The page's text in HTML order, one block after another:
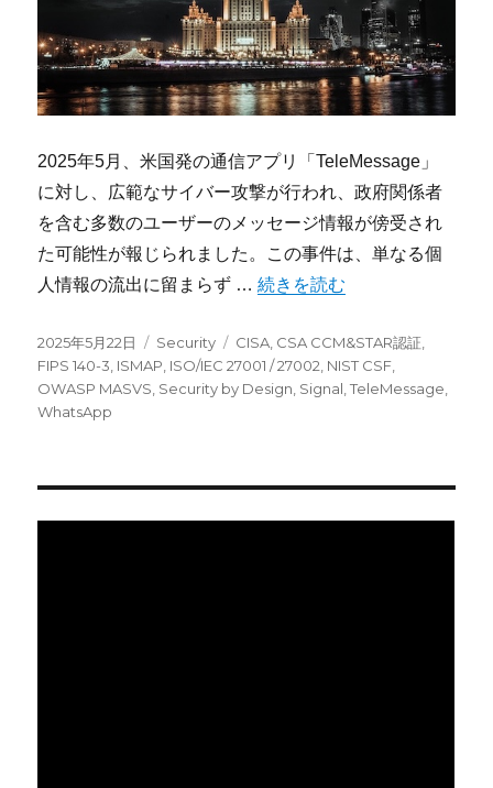
2025年5月、米国発の通信アプリ「TeleMessage」
に対し、広範なサイバー攻撃が行われ、政府関係者
を含む多数のユーザーのメッセージ情報が傍受され
た可能性が報じられました。この事件は、単なる個
人情報の流出に留まらず …“ハッカーによる「
続きを読む
投
稿
日:
2025年5月22日
カ
テ
ゴ
Security
タ
グ
CISA CSA CCM&STAR認証
FIPS 140-3 ISMAP ISO/IEC 27001 / 27002 NIST CSF
OWASP MASVS Security by Design Signal ,TeleMessage
WhatsApp